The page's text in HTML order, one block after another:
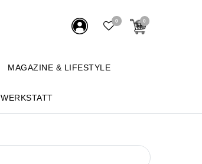
0 0
MAGAZINE & LIFESTYLE
WERKSTATT